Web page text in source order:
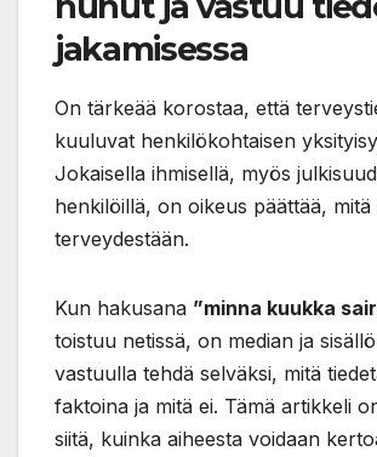
jakamisessa
On tärkeää korostaa, että
kuuluvat henkilökohtaisen
Jokaisella ihmisellä, myös
henkilöillä, on oikeus päättää, mitä
terveydestään.
Kun hakusana ”minna kuukka
toistuu netissä, on median ja
vastuulla tehdä selväksi, mitä
faktoina ja mitä ei. Tämä artikkeli
siitä, kuinka aiheesta voidaan